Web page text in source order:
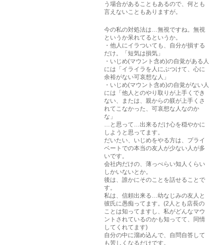
う場合があることもあるので、何とも
言えないこともありますが。
今の私の対処法は…無視ですね。無視
というか呆れてるというか。
・他人にイラついても、自分が損する
だけ。「短気は損気」
・いじめ(マウント含め)の自覚がある人
には「イライラを人にぶつけて、心に
余裕がない可哀想な人」
・いじめ(マウント含め)の自覚がない人
には「他人とのやり取りが上手くでき
ない、または、親からの躾が上手くさ
れてこなかった、可哀想な人なのか
な」
…と思って…出来るだけ心を穏やかに
しようと思ってます。
だいたい、いじめをやる方は、プライ
ベートでの本当の友人が少ない人が多
いです。
会社内だけの、薄っぺらい知人くらい
しかいないとか。
後は、誰かにそのことを話せることで
す。
私は、信頼出来る…幼なじみの友人と
彼氏に愚痴ってます。(2人とも店長の
ことは知ってますし、私がどんなマウ
ントされているのかも知ってて、同情
してくれてます)
自分の中に溜め込んで、自問自答して
も苦しくなるだけです。